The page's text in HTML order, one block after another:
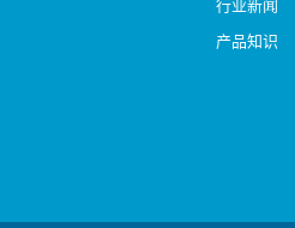
行业新闻
产品知识